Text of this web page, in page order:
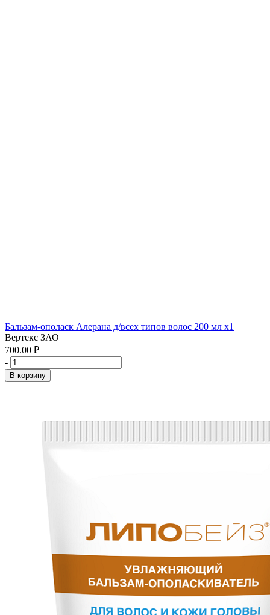
Бальзам-ополаск Алерана д/всех типов волос 200 мл x1
Вертекс ЗАО
700.00 ₽
-
+
В корзину